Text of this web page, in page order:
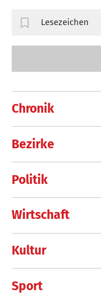
Chronik
Bezirke
Politik
Wirtschaft
Kultur
Sport
Lesezeichen